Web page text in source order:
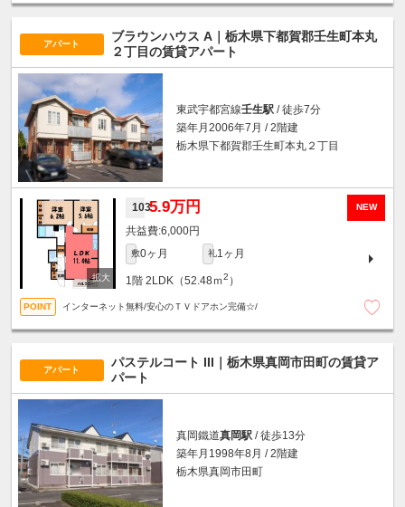
アパート
ブラウンハウス A｜栃木県下都賀郡壬生町本丸
２丁目の賃貸アパート
東武宇都宮線壬生駅 / 徒歩7分
築年月2006年7月 / 2階建
栃木県下都賀郡壬生町本丸２丁目
NEW
1035.9万円
6,000円
敷0ヶ月 礼1ヶ月
1階 2LDK（52.48ｍ2 ）
インターネット無料/安心のＴＶドアホン完備☆/
アパート
パステルコート III｜栃木県真岡市田町の賃貸ア
パート
真岡鐵道真岡駅 / 徒歩13分
築年月1998年8月 / 2階建
栃木県真岡市田町